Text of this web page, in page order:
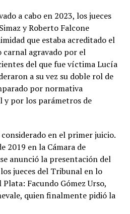
a cabo en 2023, los jueces
y Roberto Falcone
que estaba acreditado el
carnal agravado por el
del que fue víctima Lucía
a su vez su doble rol de
por normativa
por los parámetros de
en el primer juicio.
2019 en la Cámara de
anunció la presentación del
jueces del Tribunal en lo
Facundo Gómez Urso,
quien finalmente pidió la